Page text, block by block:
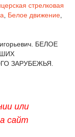
стрелковая
Белое движение
БЕЛОЕ
ЗАРУБЕЖЬЯ.
или
сайт